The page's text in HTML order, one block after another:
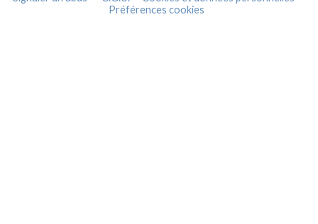
Préférences cookies